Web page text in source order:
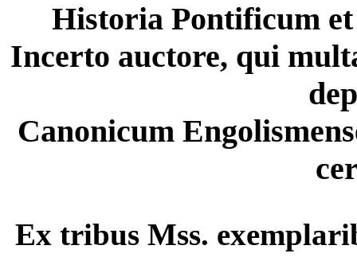
Historia Pontificum
Incerto auctore, qui
Canonicum
Ex tribus Mss.